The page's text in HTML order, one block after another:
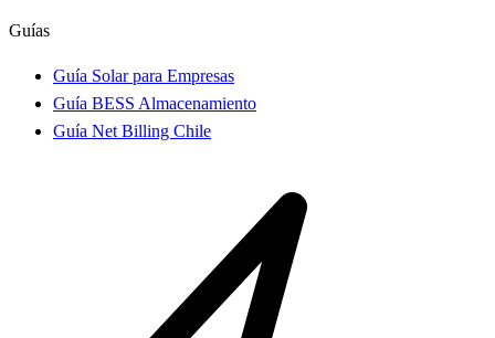
Guías
Guía Solar para Empresas
Guía BESS Almacenamiento
Guía Net Billing Chile